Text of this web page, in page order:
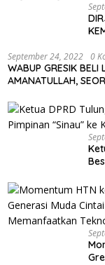
September 24, 2022 0
WABUP GRESIK BELI
AMANATULLAH,